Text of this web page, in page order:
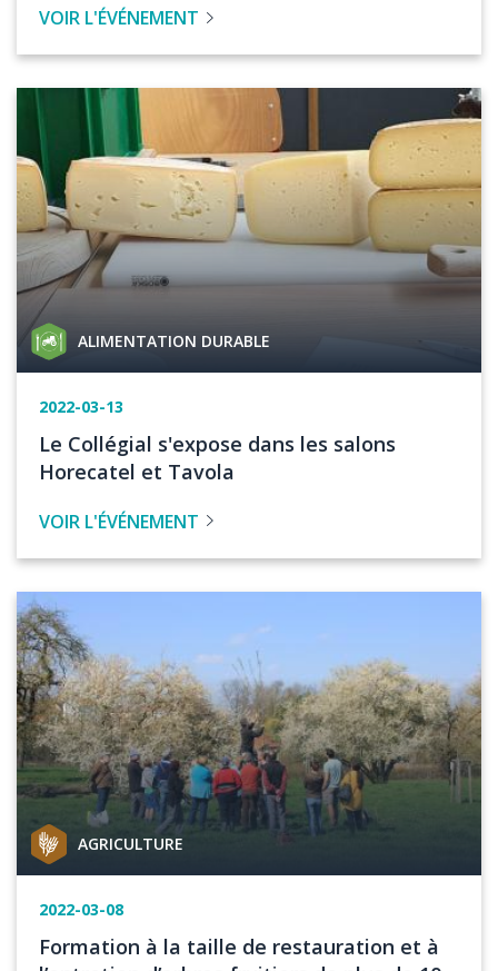
l'évenement
VOIR L'ÉVÉNEMENT
Image
Catégorie
de
ALIMENTATION DURABLE
Date
de
l'événement
2022-03-13
Titre
de
Le Collégial s'expose dans les salons
Horecatel et Tavola
VOIR L'ÉVÉNEMENT
Image
Catégorie
de
AGRICULTURE
Date
de
l'événement
2022-03-08
Titre
Formation à la taille de restauration et à